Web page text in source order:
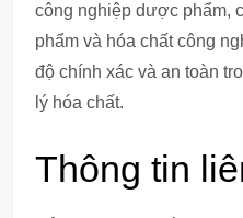
công nghiệp dược phẩm,
phẩm và hóa chất công
độ chính xác và an toàn
lý hóa chất.
Thông tin